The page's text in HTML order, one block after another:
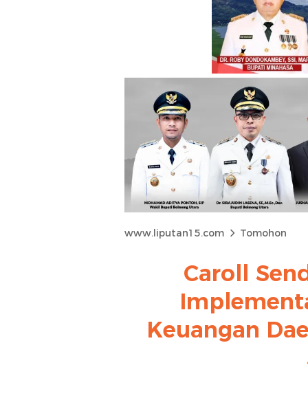
www.liputan15.com Tomohon
Caroll
Keuangan